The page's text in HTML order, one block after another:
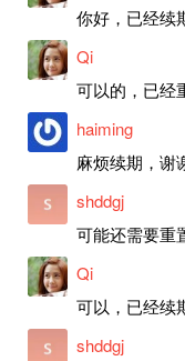
你好，已经续
Qi
haiming
麻烦续期，谢
shddgj
可能还需要重
Qi
可以，已经续
shddgj